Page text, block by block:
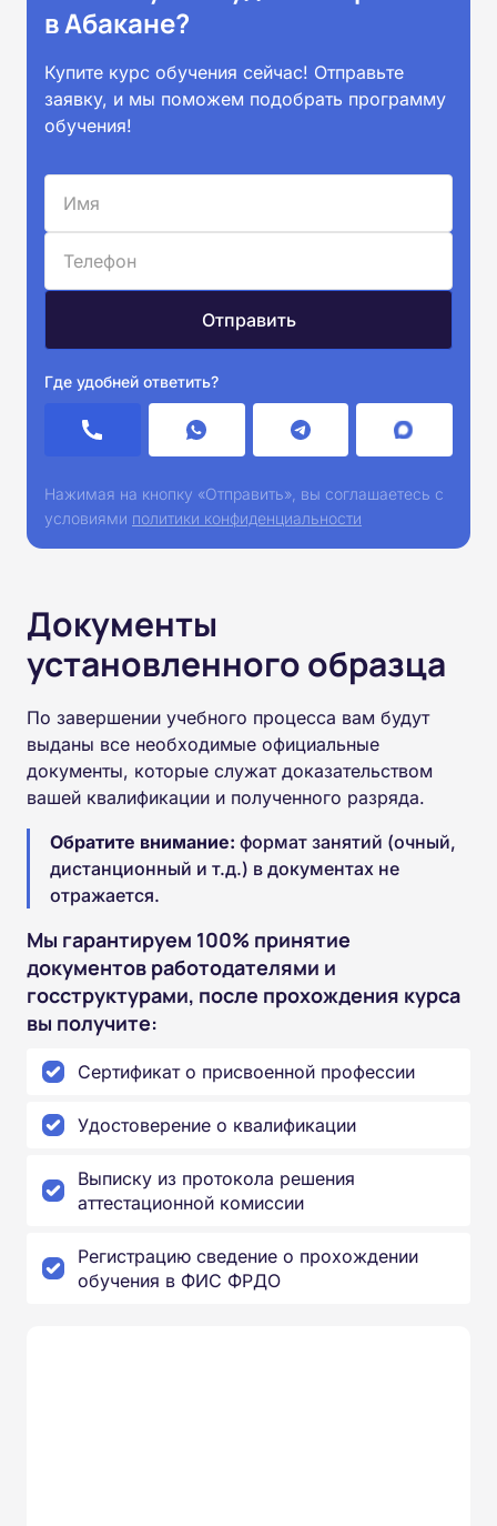
в Абакане?
Купите курс обучения сейчас! Отправьте
заявку, и мы поможем подобрать программу
обучения!
Где удобней ответить?
Нажимая на кнопку «Отправить», вы соглашаетесь с
условиями политики конфиденциальности
Документы
установленного образца
По завершении учебного процесса вам будут
выданы все необходимые официальные
документы, которые служат доказательством
вашей квалификации и полученного разряда.
Обратите внимание: формат занятий (очный,
дистанционный и т.д.) в документах не
отражается.
Мы гарантируем 100% принятие
документов работодателями и
госструктурами, после прохождения курса
вы получите:
Сертификат о присвоенной профессии
Удостоверение о квалификации
Выписку из протокола решения
аттестационной комиссии
Регистрацию сведение о прохождении
обучения в ФИС ФРДО